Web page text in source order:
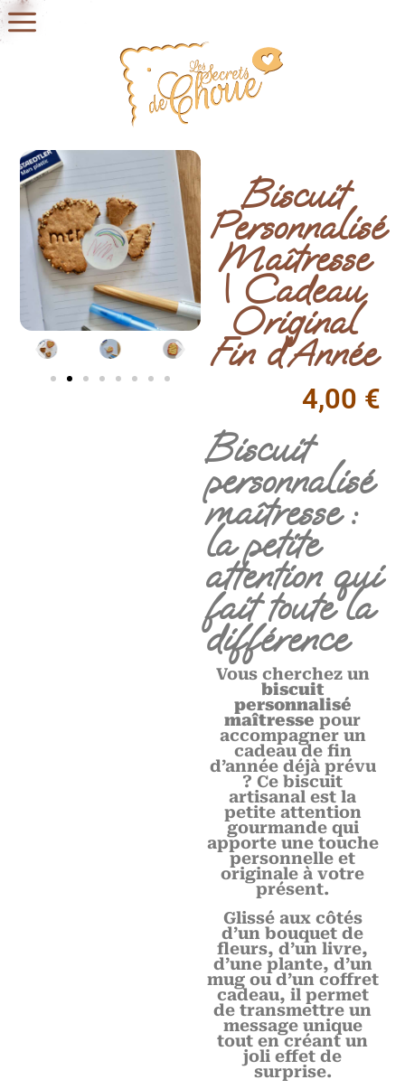
Biscuit
Personnalisé
Maîtresse
| Cadeau
Original
Fin d’Année
4,00 €
Biscuit
personnalisé
maîtresse :
la petite
attention qui
fait toute la
différence
Vous cherchez un
biscuit
personnalisé
maîtresse pour
accompagner un
cadeau de fin
d’année déjà prévu
? Ce biscuit
artisanal est la
petite attention
gourmande qui
apporte une touche
personnelle et
originale à votre
présent.
Glissé aux côtés
d’un bouquet de
fleurs, d’un livre,
d’une plante, d’un
mug ou d’un coffret
cadeau, il permet
de transmettre un
message unique
tout en créant un
joli effet de
surprise.